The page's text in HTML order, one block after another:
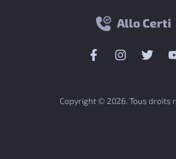
Allo Certi
Copyright © 2026. Tous droits